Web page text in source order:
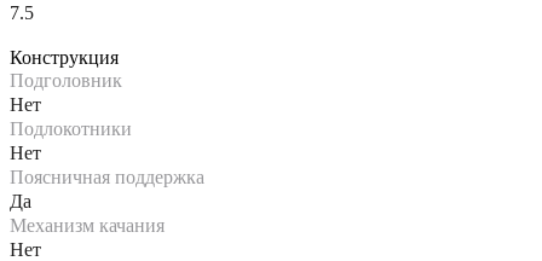
7.5
Конструкция
Подголовник
Нет
Подлокотники
Нет
Поясничная поддержка
Да
Механизм качания
Нет